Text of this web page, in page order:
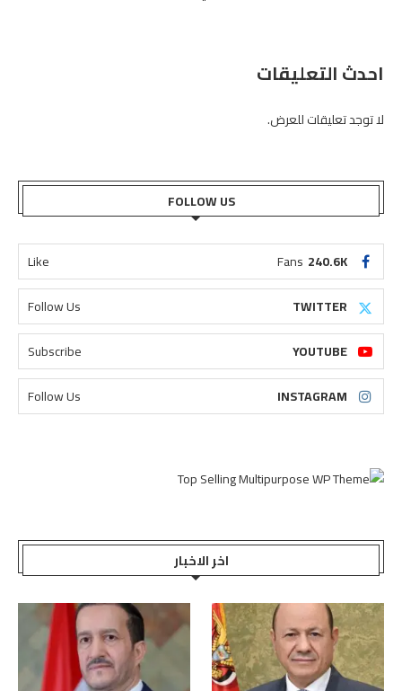
احدث التعليقات
لا توجد تعليقات للعرض.
FOLLOW US
240.6K
Fans
Like
TWITTER
Follow Us
YOUTUBE
Subscribe
INSTAGRAM
Follow Us
اخر الاخبار